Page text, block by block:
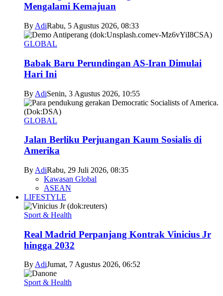
Mengalami Kemajuan
By AdiRabu, 5 Agustus 2026, 08:33
GLOBAL
Babak Baru Perundingan AS-Iran Dimulai
Hari Ini
By AdiSenin, 3 Agustus 2026, 10:55
GLOBAL
Jalan Berliku Perjuangan Kaum Sosialis di
Amerika
By AdiRabu, 29 Juli 2026, 08:35
Kawasan Global
ASEAN
LIFESTYLE
Sport & Health
Real Madrid Perpanjang Kontrak Vinicius Jr
hingga 2032
ByAdiJumat, 7 Agustus 2026, 06:52
Sport & Health